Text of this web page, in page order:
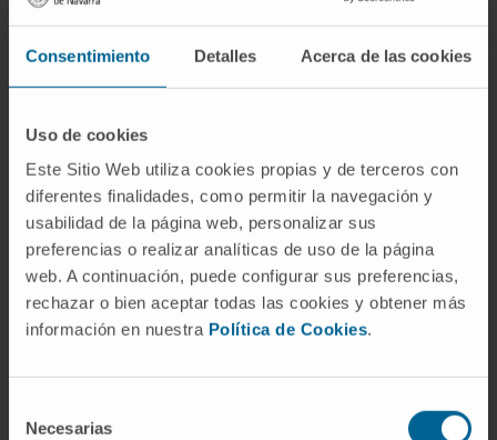
Consentimiento Detalles Acerca de las cookies
Uso de cookies
Este Sitio Web utiliza cookies propias y de terceros con
diferentes finalidades, como permitir la navegación y
usabilidad de la página web, personalizar sus
preferencias o realizar analíticas de uso de la página
web. A continuación, puede configurar sus preferencias,
rechazar o bien aceptar todas las cookies y obtener más
información en nuestra Política de Cookies.
Necesarias
sindrómicas y la propia amioplasia.
¿Es una enfermedad rara?
Se considera rara. La incidencia global se
sitúa en torno a 1 de cada 3000 nacidos vivos,
aunque la cifra varía según los registros
consultados. La amioplasia clásica, por
separado, afecta a 1 de cada 10 000.
Referencias